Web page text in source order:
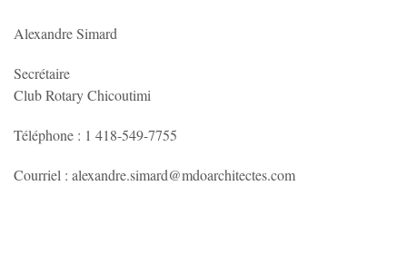
Alexandre Simard
Secrétaire
Club Rotary Chicoutimi
Téléphone : 1 418-549-7755
Courriel : alexandre.simard@mdoarchitectes.com